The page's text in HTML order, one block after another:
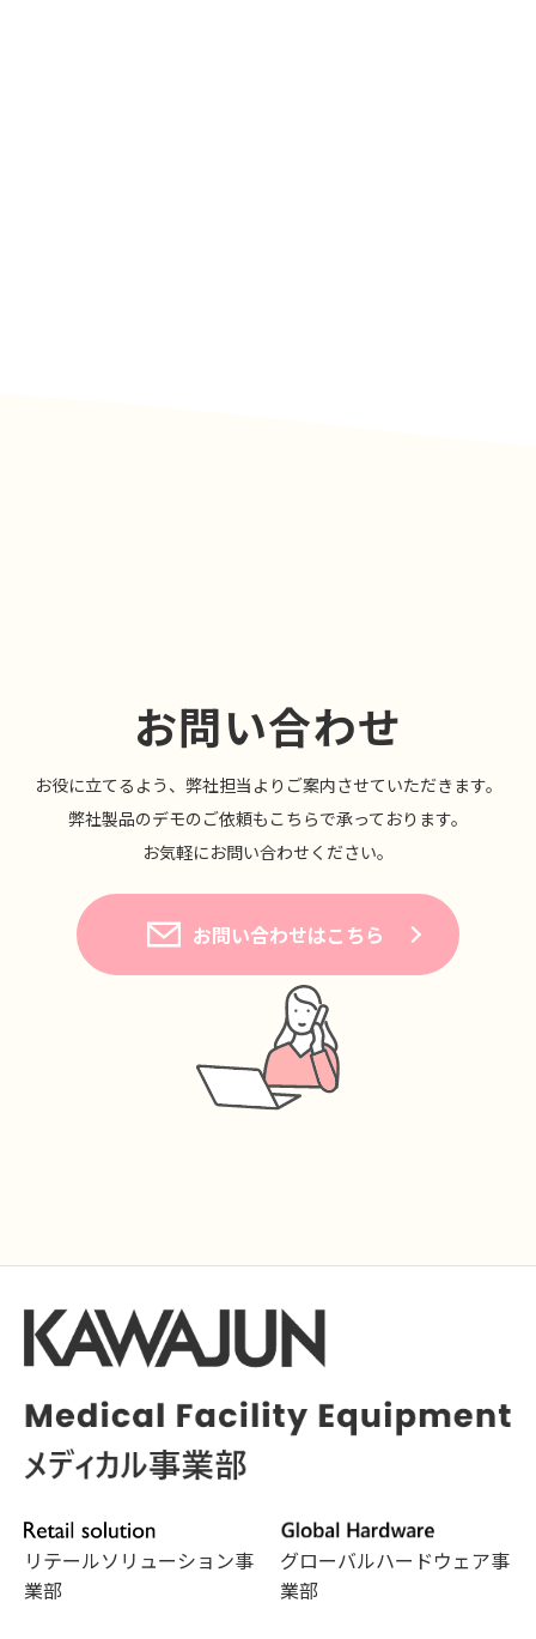
お問い合わせ
お役に⽴てるよう、弊社担当よりご案内させていただきます。
弊社製品のデモのご依頼もこちらで承っております。
お気軽にお問い合わせください。
お問い合わせはこちら
リテールソリューション事
業部
グローバルハードウェア事
業部